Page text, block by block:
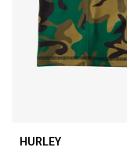
HURLEY